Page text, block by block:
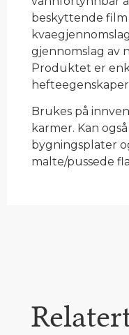
beskyttende
gjennomslag av
Produktet er
Brukes på
karmer. Kan
bygningsplater
malte/pussede